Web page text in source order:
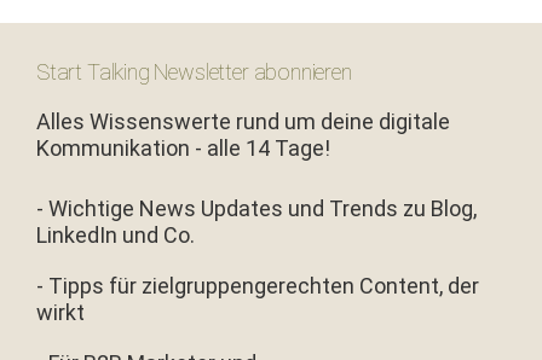
Start Talking Newsletter abonnieren
Alles Wissenswerte rund um deine digitale
Kommunikation - alle 14 Tage!
- Wichtige News Updates und Trends zu Blog,
LinkedIn und Co.
- Tipps für zielgruppengerechten Content, der
wirkt